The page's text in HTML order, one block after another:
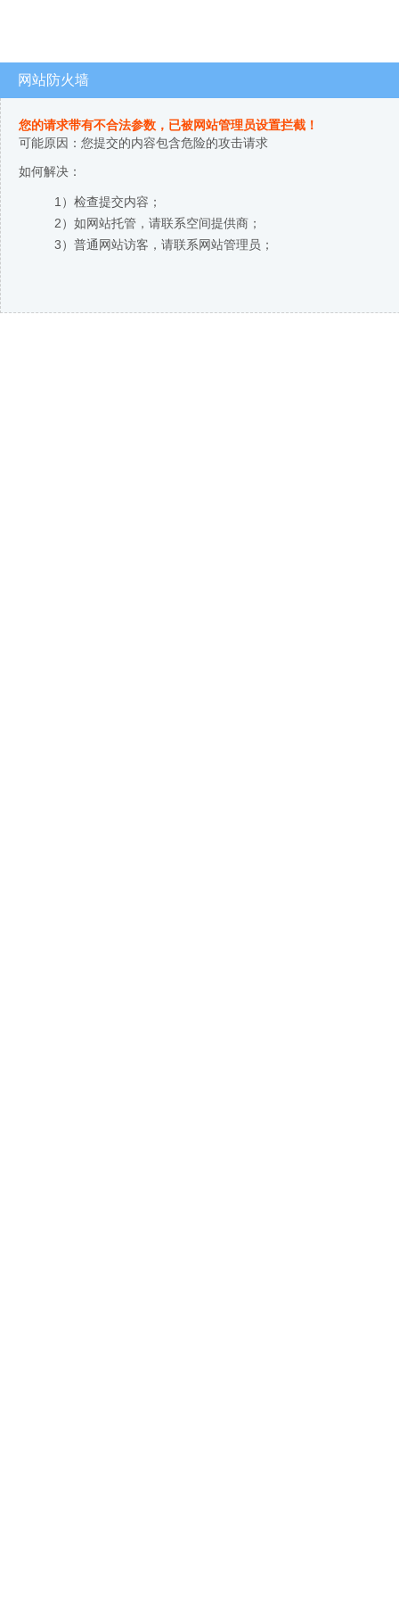
网站防火墙
您的请求带有不合法参数，已被网站管理员设置拦截！
可能原因：您提交的内容包含危险的攻击请求
如何解决：
1）检查提交内容；
2）如网站托管，请联系空间提供商；
3）普通网站访客，请联系网站管理员；